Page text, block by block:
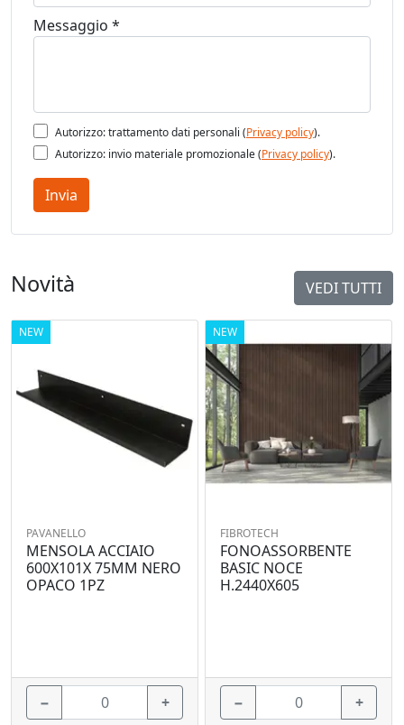
Messaggio *
Autorizzo: trattamento dati personali (Privacy policy).
Autorizzo: invio materiale promozionale (Privacy policy).
Invia
Novità VEDI TUTTI
NEW
PAVANELLO
MENSOLA ACCIAIO
600X101X 75MM NERO
OPACO 1PZ
− +
NEW
FIBROTECH
FONOASSORBENTE
BASIC NOCE
H.2440X605
− +